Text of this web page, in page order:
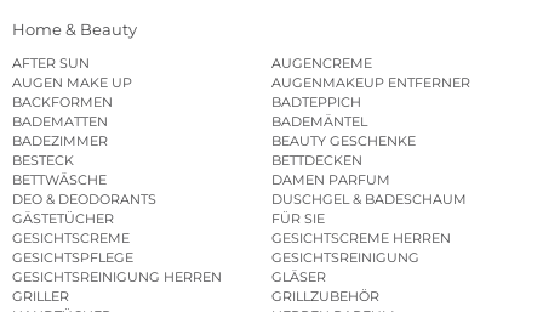
Home & Beauty
AFTER SUN
AUGENCREME
AUGEN MAKE UP
AUGENMAKEUP ENTFERNER
BACKFORMEN
BADTEPPICH
BADEMATTEN
BADEMÄNTEL
BADEZIMMER
BEAUTY GESCHENKE
BESTECK
BETTDECKEN
BETTWÄSCHE
DAMEN PARFUM
DEO & DEODORANTS
DUSCHGEL & BADESCHAUM
GÄSTETÜCHER
FÜR SIE
GESICHTSCREME
GESICHTSCREME HERREN
GESICHTSPFLEGE
GESICHTSREINIGUNG
GESICHTSREINIGUNG HERREN
GLÄSER
GRILLER
GRILLZUBEHÖR